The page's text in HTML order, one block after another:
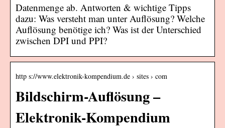
Datenmenge ab. Antworten & wichtige Tipps
dazu: Was versteht man unter Auflösung? Welche
Auflösung benötige ich? Was ist der Unterschied
zwischen DPI und PPI?
http s://www.elektronik-kompendium.de › sites › com
Bildschirm-Auflösung –
Elektronik-Kompendium